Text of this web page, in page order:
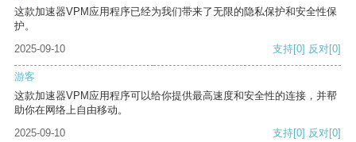
这款加速器VPM应用程序已经为我们带来了无限的隐私保护和安全性保
护。
2025-09-10
支持[0] 反对[0]
游客
这款加速器VPM应用程序可以给你提供最高速度和安全性的连接，并帮
助你在网络上自由移动。
2025-09-10
支持[0] 反对[0]